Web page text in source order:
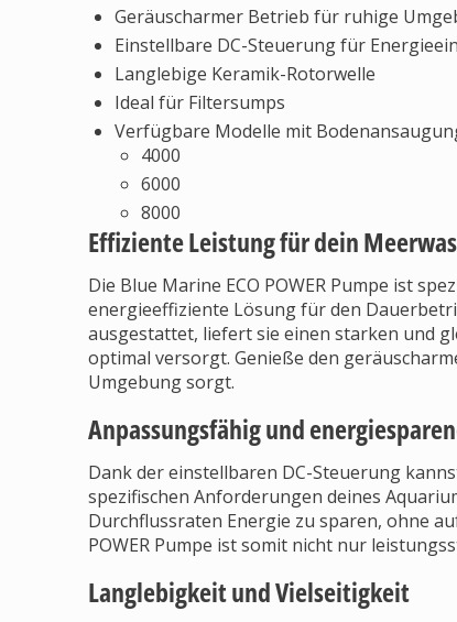
Geräuscharmer Betrieb für ruhige
Einstellbare DC-Steuerung für
Langlebige Keramik-Rotorwelle
Ideal für Filtersumps
Verfügbare Modelle mit
4000
6000
8000
Effiziente Leistung für dein
Die Blue Marine ECO POWER Pumpe ist
energieeffiziente Lösung für den
ausgestattet, liefert sie einen starken und
optimal versorgt. Genieße den
Umgebung sorgt.
Anpassungsfähig und
Dank der einstellbaren DC-Steuerung
spezifischen Anforderungen deines
Durchflussraten Energie zu sparen, ohne
POWER Pumpe ist somit nicht nur
Langlebigkeit und Vielseitigkeit